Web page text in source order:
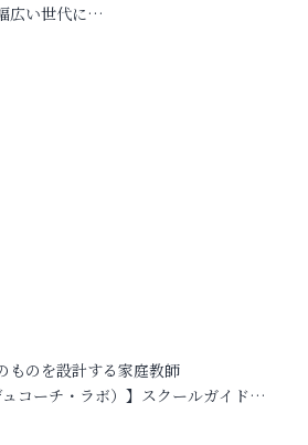
広い世代に…
ものを設計する家庭教師
コーチ・ラボ）】スクールガイド…